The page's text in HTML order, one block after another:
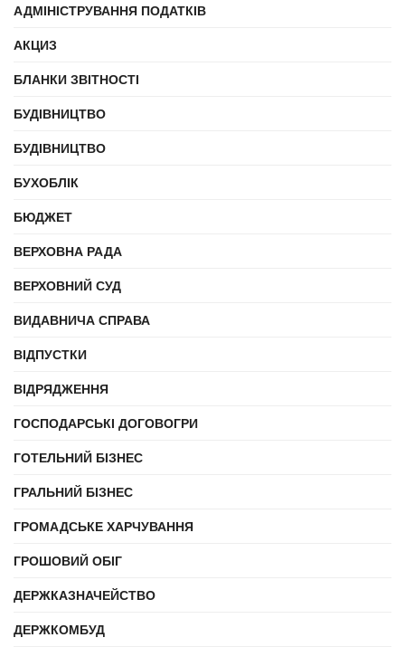
АДМІНІСТРУВАННЯ ПОДАТКІВ
АКЦИЗ
БЛАНКИ ЗВІТНОСТІ
БУДІВНИЦТВО
БУДІВНИЦТВО
БУХОБЛІК
БЮДЖЕТ
ВЕРХОВНА РАДА
ВЕРХОВНИЙ СУД
ВИДАВНИЧА СПРАВА
ВІДПУСТКИ
ВІДРЯДЖЕННЯ
ГОСПОДАРСЬКІ ДОГОВОГРИ
ГОТЕЛЬНИЙ БІЗНЕС
ГРАЛЬНИЙ БІЗНЕС
ГРОМАДСЬКЕ ХАРЧУВАННЯ
ГРОШОВИЙ ОБІГ
ДЕРЖКАЗНАЧЕЙСТВО
ДЕРЖКОМБУД